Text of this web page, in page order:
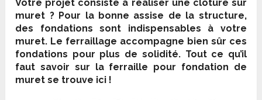
Votre projet consiste à réaliser une clôture sur
muret ? Pour la bonne assise de la structure,
des fondations sont indispensables à votre
muret. Le ferraillage accompagne bien sûr ces
fondations pour plus de solidité. Tout ce qu’il
faut savoir sur la ferraille pour fondation de
muret se trouve ici !